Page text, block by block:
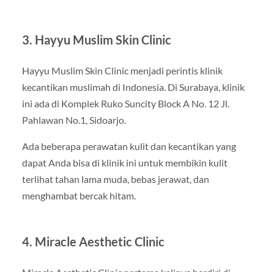
3. Hayyu Muslim Skin Clinic
Hayyu Muslim Skin Clinic menjadi perintis klinik
kecantikan muslimah di Indonesia. Di Surabaya, klinik
ini ada di Komplek Ruko Suncity Block A No. 12 Jl.
Pahlawan No.1, Sidoarjo.
Ada beberapa perawatan kulit dan kecantikan yang
dapat Anda bisa di klinik ini untuk membikin kulit
terlihat tahan lama muda, bebas jerawat, dan
menghambat bercak hitam.
4. Miracle Aesthetic Clinic